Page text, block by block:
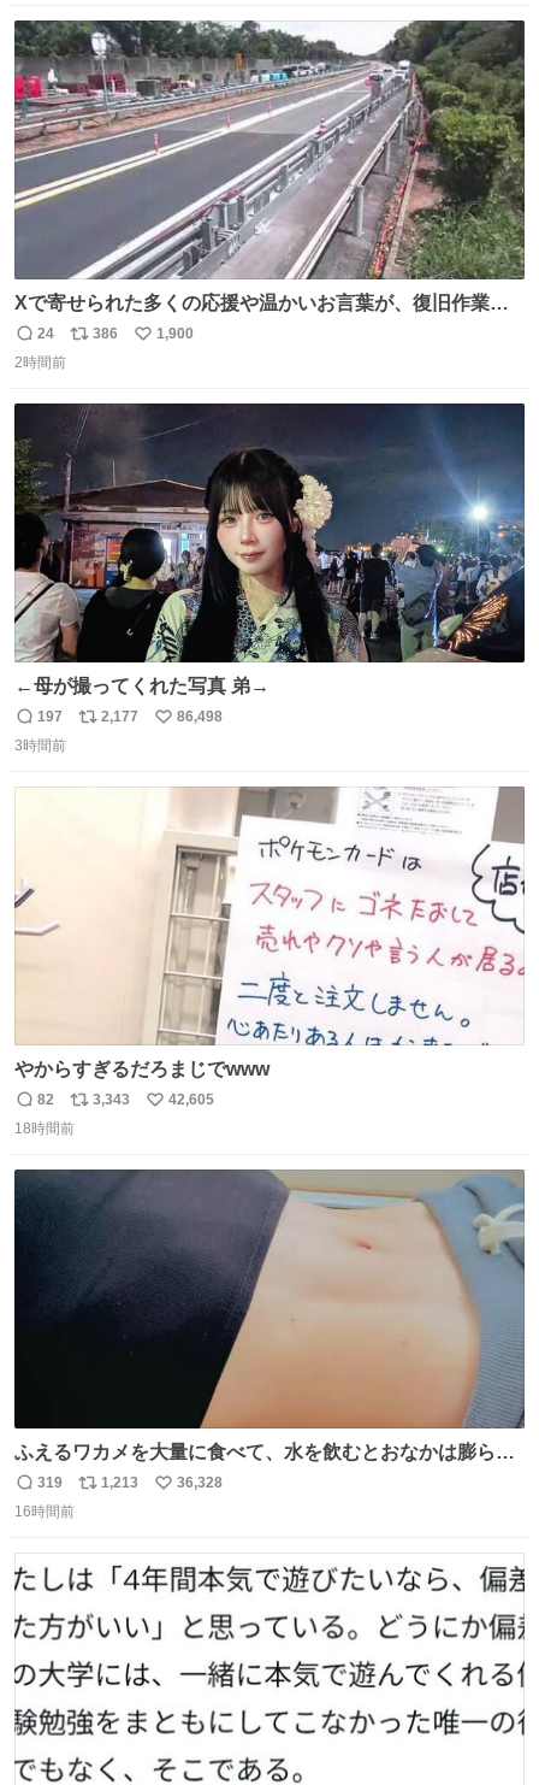
ト
数
数
Xで寄せられた多くの応援や温かいお言葉が、復旧作業に
携わる社員の大きな励みとなっております。ありがとうご
ざいます。 九州道
返
信
24
リ
ト
数
386
い
数
1,900
2時間前
←母が撮ってくれた写真 弟→
返
信
197
リ
2,177
い
86,498
3時間前
やからすぎるだろまじでwww
返
信
82
リ
ポ
3,343
い
42,605
18時間前
ふえるワカメを大量に食べて、水を飲むとおなかは膨ら
む・・・・！？ ⚠️よい子は絶対マネしないでね⚠️ #夏休み
の自由研究
返
信
319
リ
ト
数
1,213
い
数
36,328
16時間前